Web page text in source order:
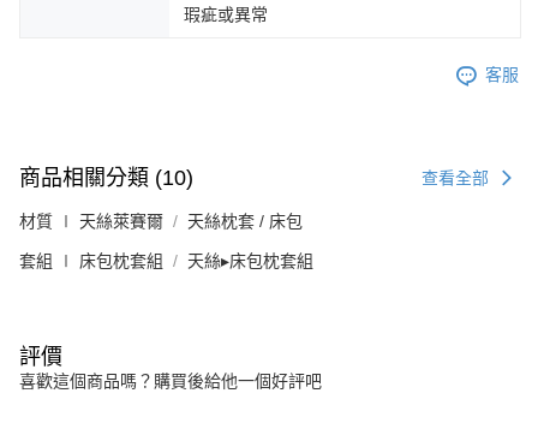
瑕疵或異常
客服
商品相關分類 (10) 查看全部
材質 ∣ 天絲萊賽爾 天絲枕套 / 床包
套組 ∣ 床包枕套組 天絲▸床包枕套組
評價
喜歡這個商品嗎？購買後給他一個好評吧